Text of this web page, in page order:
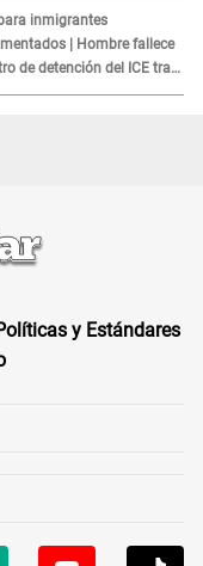
inmigrantes
| Hombre fallece
de detención del ICE tras
"emergencia médica"
y Estándares